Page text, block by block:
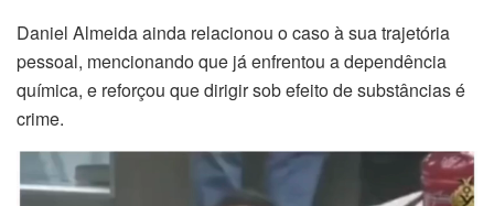
Daniel Almeida ainda relacionou o caso à sua trajetória
pessoal, mencionando que já enfrentou a dependência
química, e reforçou que dirigir sob efeito de substâncias é
crime.
Tocador
de